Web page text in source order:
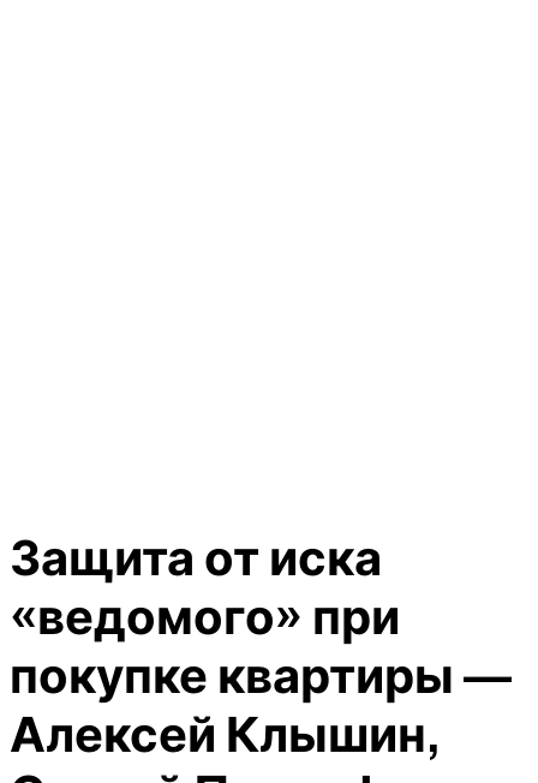
Защита от иска
«ведомого» при
покупке квартиры —
Алексей Клышин,